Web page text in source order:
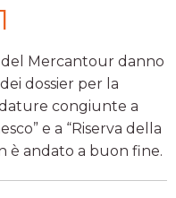
Mercantour danno
dossier per la
congiunte a
e a “Riserva della
è andato a buon fine.